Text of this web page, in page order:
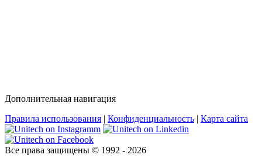
Дополнительная навигация
Правила использования | Конфиденциальность | Карта сайта
Все права защищены © 1992 - 2026